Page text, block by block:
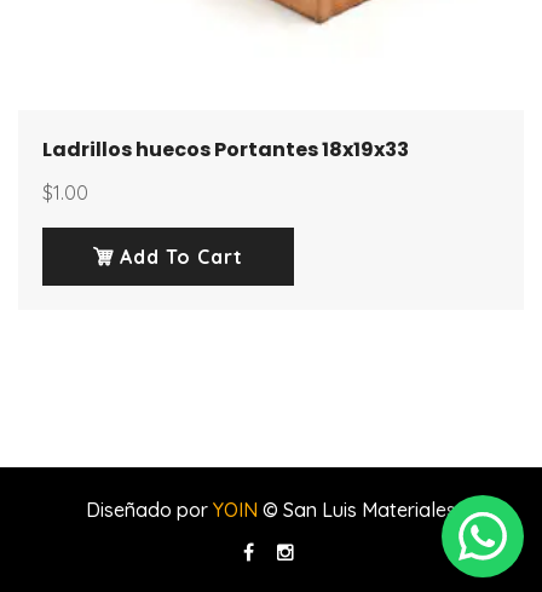
Ladrillos huecos Portantes 18x19x33
$1.00
Add To Cart
Diseñado por YOIN © San Luis Materiales